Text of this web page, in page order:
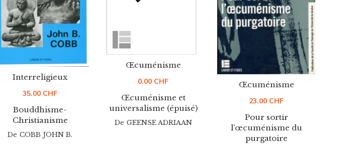
Bouddhisme-
Christianisme
Interreligieux
35.00 CHF
De COBB JOHN B.
Œcuménisme et
universalisme (épuisé)
Œcuménisme
0.00 CHF
De GEENSE ADRIAAN
Pour sortir
l’œcuménisme du
purgatoire
Œcuménisme
23.00 CHF